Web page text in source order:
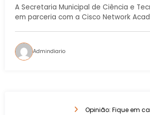
A Secretaria Municipal de Ciência e
em parceria com a Cisco Network
Admindiario
Opinião: Fique em